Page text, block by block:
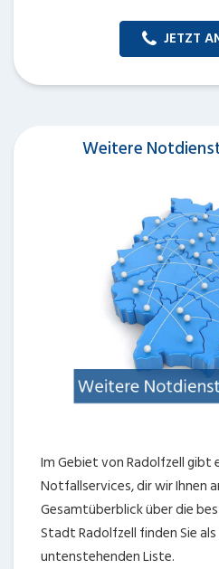
JETZT
Weitere
Im Gebiet von Radolfzell gibt
Notfallservices, dir wir Ihnen
Gesamtüberblick über die
Stadt Radolfzell finden Sie
untenstehenden Liste.